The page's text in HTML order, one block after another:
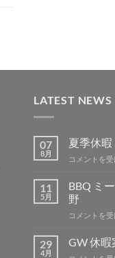
LATEST NEWS
07
8月
夏季休暇
夏
休
暇
は
コメントを
11
5月
BBQ ミ
野
BBQ
ー
テ
コメントを
29
4月
GW 休暇